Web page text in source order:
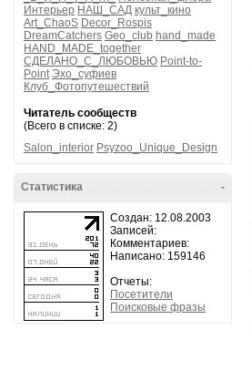
Интерьер НАШ_САД культ_кино
Art_ChaoS Decor_Rospis
DreamCatchers Geo_club hand_made
HAND_MADE_together
СДЕЛАНО_С_ЛЮБОВЬЮ Point-to-
Point Эхо_суфиев
Клуб_Фотопутешествий
Читатель сообществ
(Всего в списке: 2)
Salon_interior Psyzoo_Unique_Design
-
Статистика
Создан: 12.08.2003
Записей:
Комментариев:
Написано: 159146
Отчеты:
Посетители
Поисковые фразы